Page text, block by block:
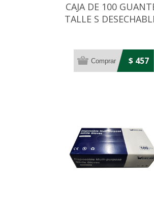
CAJA DE 100
TALLE S
$ 457